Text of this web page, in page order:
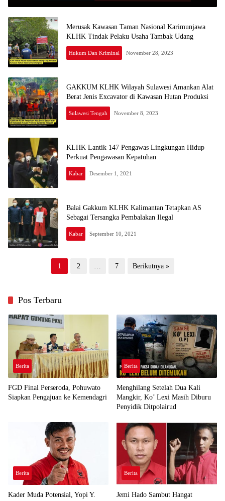
Merusak Kawasan Taman Nasional Karimunjawa
KLHK Tindak Pelaku Usaha Tambak Udang
Hukum Dan Kriminal November 28, 2023
GAKKUM KLHK Wilayah Sulawesi Amankan Alat
Berat Jenis Excavator di Kawasan Hutan Produksi
Sulawesi Tengah November 8, 2023
KLHK Lantik 147 Pengawas Lingkungan Hidup
Perkuat Pengawasan Kepatuhan
Kabar Desember 1, 2021
Balai Gakkum KLHK Kalimantan Tetapkan AS
Sebagai Tersangka Pembalakan Ilegal
Kabar September 10, 2021
1 2 … 7 Berikutnya »
Pos Terbaru
Berita
FGD Final Perseroda, Pohuwato
Siapkan Pengajuan ke Kemendagri
Berita
Menghilang Setelah Dua Kali
Mangkir, Ko’ Lexi Masih Diburu
Penyidik Ditpolairud
Berita
Kader Muda Potensial, Yopi Y.
Berita
Jemi Hado Sambut Hangat